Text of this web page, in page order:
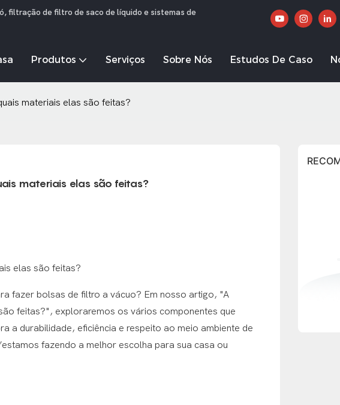
filtração de filtro de saco de líquido e sistemas de
Produtos Serviços Sobre Nós Estudos De Caso
materiais elas são feitas?
materiais elas são feitas?
elas são feitas?
fazer bolsas de filtro a vácuo? Em nosso artigo, "A
feitas?", exploraremos os vários componentes que
a durabilidade, eficiência e respeito ao meio ambiente de
fazendo a melhor escolha para sua casa ou